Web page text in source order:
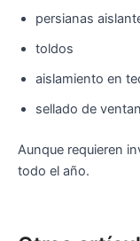
persianas
toldos
aislamiento en
sellado de
Aunque requieren
todo el año.